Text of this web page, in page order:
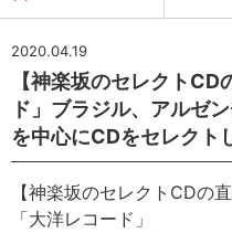
2020.04.19
【神楽坂のセレクト
ド」ブラジル、アルゼ
を中心にCDをセレクト
【神楽坂のセレクトCDの
「大洋レコード」